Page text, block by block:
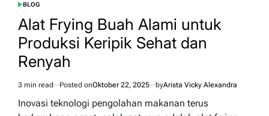
POSTED
BLOG
Alat Frying Buah Alami untuk
Produksi Keripik Sehat dan
Renyah
Estimated
read
3 min read Posted onOktober 22, 2025 byArista Vicky Alexandra
Inovasi teknologi pengolahan makanan terus